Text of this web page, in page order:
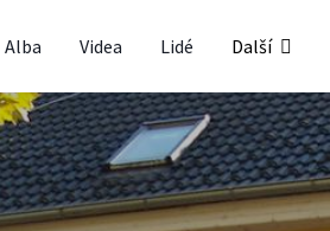
Alba Videa Lidé Další